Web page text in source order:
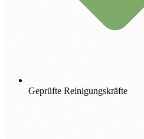
Geprüfte Reinigungskräfte